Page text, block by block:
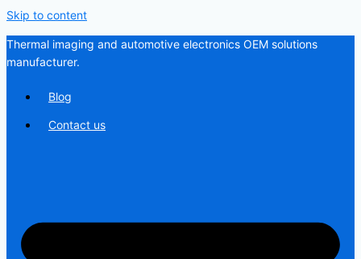
Skip to content
Thermal imaging and automotive electronics OEM solutions
manufacturer.
Blog
Contact us